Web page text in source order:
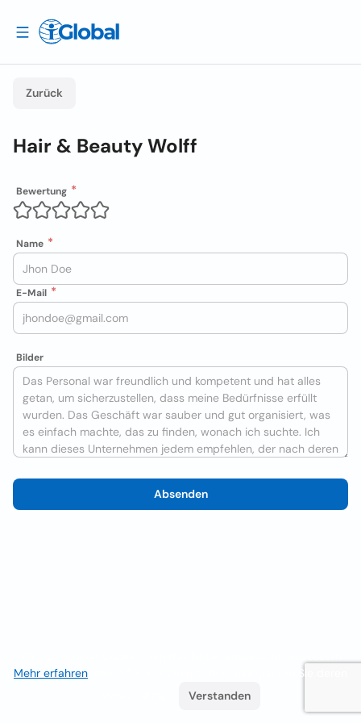
Zurück
Hair & Beauty Wolff
Bewertung
Name
E-Mail
Bilder
Absenden
Mehr erfahren . Wenn Sie weiterhin surfen, akzeptieren Sie deren
Verstanden